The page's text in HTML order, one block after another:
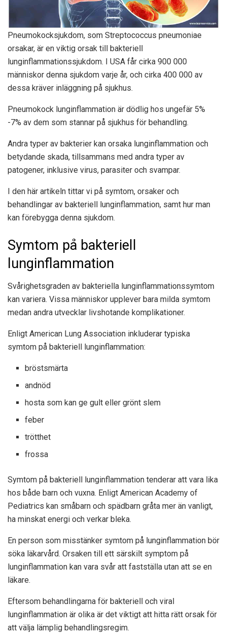
Pneumokocksjukdom, som Streptococcus pneumoniae
orsakar, är en viktig orsak till bakteriell
lunginflammationssjukdom. I USA får cirka 900 000
människor denna sjukdom varje år, och cirka 400 000 av
dessa kräver inläggning på sjukhus.
Pneumokock lunginflammation är dödlig hos ungefär 5%
-7% av dem som stannar på sjukhus för behandling.
Andra typer av bakterier kan orsaka lunginflammation och
betydande skada, tillsammans med andra typer av
patogener, inklusive virus, parasiter och svampar.
I den här artikeln tittar vi på symtom, orsaker och
behandlingar av bakteriell lunginflammation, samt hur man
kan förebygga denna sjukdom.
Symtom på bakteriell
lunginflammation
Svårighetsgraden av bakteriella lunginflammationssymtom
kan variera. Vissa människor upplever bara milda symtom
medan andra utvecklar livshotande komplikationer.
Enligt American Lung Association inkluderar typiska
symtom på bakteriell lunginflammation:
bröstsmärta
andnöd
hosta som kan ge gult eller grönt slem
feber
trötthet
frossa
Symtom på bakteriell lunginflammation tenderar att vara lika
hos både barn och vuxna. Enligt American Academy of
Pediatrics kan småbarn och spädbarn gråta mer än vanligt,
ha minskat energi och verkar bleka.
En person som misstänker symtom på lunginflammation bör
söka läkarvård. Orsaken till ett särskilt symptom på
lunginflammation kan vara svår att fastställa utan att se en
läkare.
Eftersom behandlingarna för bakteriell och viral
lunginflammation är olika är det viktigt att hitta rätt orsak för
att välja lämplig behandlingsregim.